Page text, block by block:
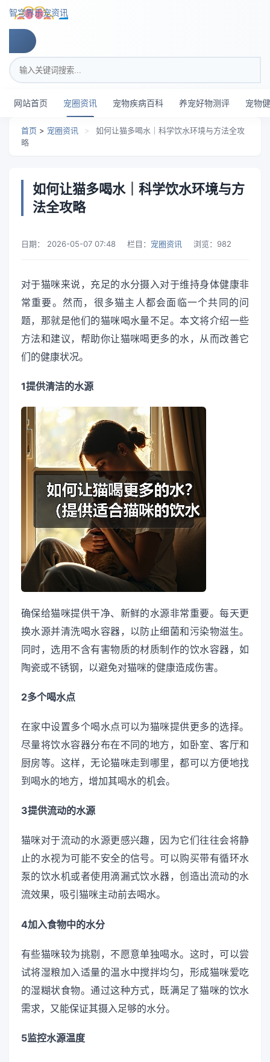
跳转到主要内容
智穹界乐宠资讯
搜索关键词
网站首页 宠圈资讯 宠物疾病百科 养宠好物测评 宠物
首页 > 宠圈资讯 >
如何让猫多喝水｜科学饮水环境与方法全攻
略
如何让猫多喝水｜科学饮水环境与方
法全攻略
日期： 2026-05-07 07:48 栏目： 宠圈资讯 浏览： 982
对于猫咪来说，充足的水分摄入对于维持身体健康非
常重要。然而，很多猫主人都会面临一个共同的问
题，那就是他们的猫咪喝水量不足。本文将介绍一些
方法和建议，帮助你让猫咪喝更多的水，从而改善它
们的健康状况。
1提供清洁的水源
确保给猫咪提供干净、新鲜的水源非常重要。每天更
换水源并清洗喝水容器，以防止细菌和污染物滋生。
同时，选用不含有害物质的材质制作的饮水容器，如
陶瓷或不锈钢，以避免对猫咪的健康造成伤害。
2多个喝水点
在家中设置多个喝水点可以为猫咪提供更多的选择。
尽量将饮水容器分布在不同的地方，如卧室、客厅和
厨房等。这样，无论猫咪走到哪里，都可以方便地找
到喝水的地方，增加其喝水的机会。
3提供流动的水源
猫咪对于流动的水源更感兴趣，因为它们往往会将静
止的水视为可能不安全的信号。可以购买带有循环水
泵的饮水机或者使用滴漏式饮水器，创造出流动的水
流效果，吸引猫咪主动前去喝水。
4加入食物中的水分
有些猫咪较为挑剔，不愿意单独喝水。这时，可以尝
试将湿粮加入适量的温水中搅拌均匀，形成猫咪爱吃
的湿糊状食物。通过这种方式，既满足了猫咪的饮水
需求，又能保证其摄入足够的水分。
5监控水源温度